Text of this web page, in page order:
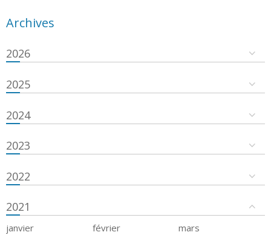
Archives
2026
2025
2024
2023
2022
2021
janvier février
mars